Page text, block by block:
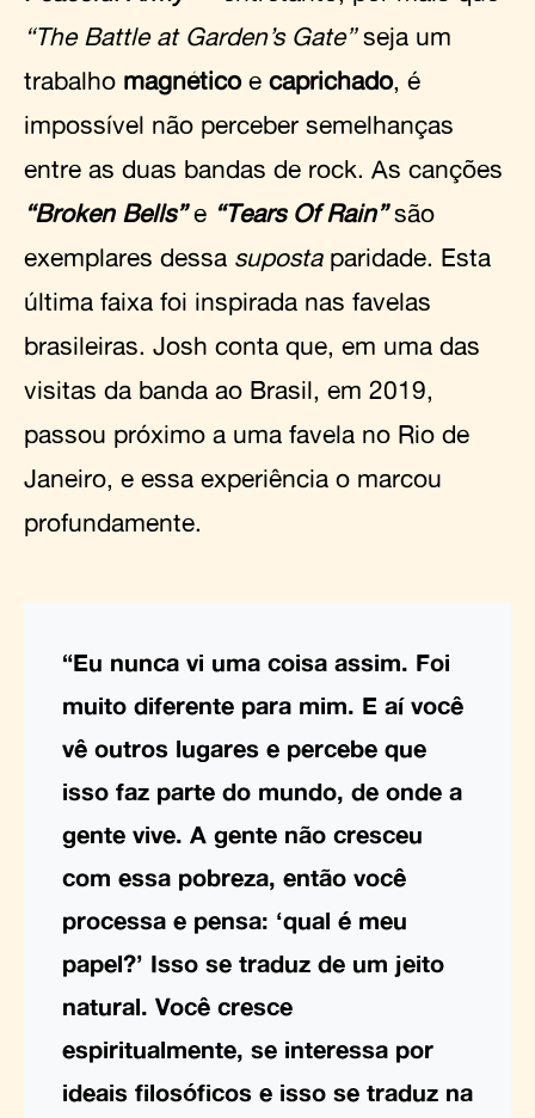
“The Battle at Garden’s Gate”seja um
trabalho magnéticoe caprichado, é
impossível não perceber semelhanças
entre as duas bandas de rock. As canções
“Broken Bells”e “Tears Of Rain”são
exemplares dessa supostaparidade. Esta
última faixa foi inspirada nas favelas
brasileiras. Josh conta que, em uma das
visitas da banda ao Brasil, em 2019,
passou próximo a uma favela no Rio de
Janeiro, e essa experiência o marcou
profundamente.
“Eu nunca vi uma coisa assim. Foi
muito diferente para mim. E aí você
vê outros lugares e percebe que
isso faz parte do mundo, de onde a
gente vive. A gente não cresceu
com essa pobreza, então você
processa e pensa: ‘qual é meu
papel?’ Isso se traduz de um jeito
natural. Você cresce
espiritualmente, se interessa por
ideais filosóficos e isso se traduz na